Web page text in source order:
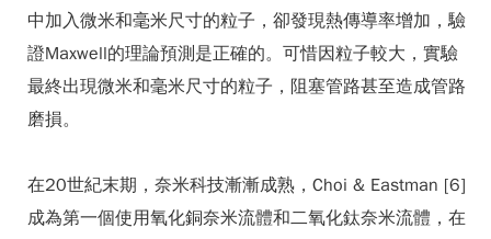
中加入微米和毫米尺寸的粒子，卻發現熱傳導率增加，驗
證Maxwell的理論預測是正確的。可惜因粒子較大，實驗
最終出現微米和毫米尺寸的粒子，阻塞管路甚至造成管路
磨損。
在20世紀末期，奈米科技漸漸成熟，Choi & Eastman [6]
成為第一個使用氧化銅奈米流體和二氧化鈦奈米流體，在